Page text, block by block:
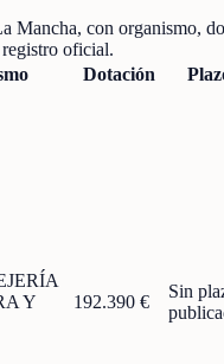
Mancha, con organismo,
oficial.
Dotación
Y
192.390 €
Sin